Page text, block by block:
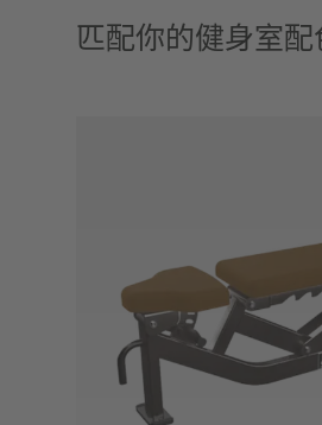
匹配你的健身室